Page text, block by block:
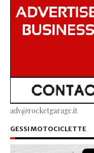
adv@rocketgarage.it
GESSI MOTOCICLETTE